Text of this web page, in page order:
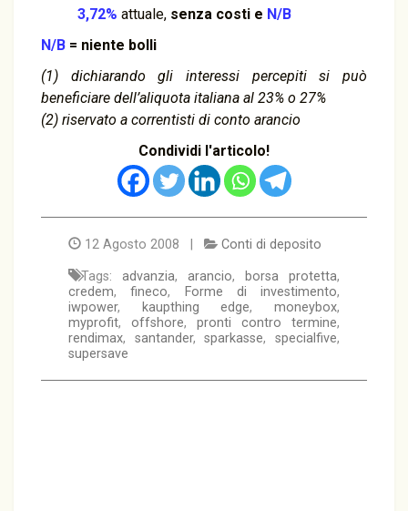
3,72% attuale, senza costi e N/B
N/B = niente bolli
(1) dichiarando gli interessi percepiti si può
beneficiare dell’aliquota italiana al 23% o 27%
(2) riservato a correntisti di conto arancio
Condividi l'articolo!
12 Agosto 2008 | Conti di deposito
Tags: advanzia, arancio, borsa protetta,
credem,fineco, Forme di investimento,
iwpower, kaupthing edge,moneybox,
myprofit, offshore, pronti contro termine,
rendimax, santander,sparkasse,specialfive,
supersave